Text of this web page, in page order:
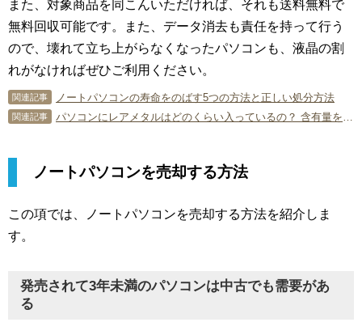
また、対象商品を同こんいただければ、それも送料無料で
無料回収可能です。また、データ消去も責任を持って行う
ので、壊れて立ち上がらなくなったパソコンも、液晶の割
れがなければぜひご利用ください。
関連記事 ノートパソコンの寿命をのばす5つの方法と正しい処分方法
関連記事 パソコンにレアメタルはどのくらい入っているの？ 含有量を確認しよう！
ノートパソコンを売却する方法
この項では、ノートパソコンを売却する方法を紹介しま
す。
発売されて3年未満のパソコンは中古でも需要があ
る